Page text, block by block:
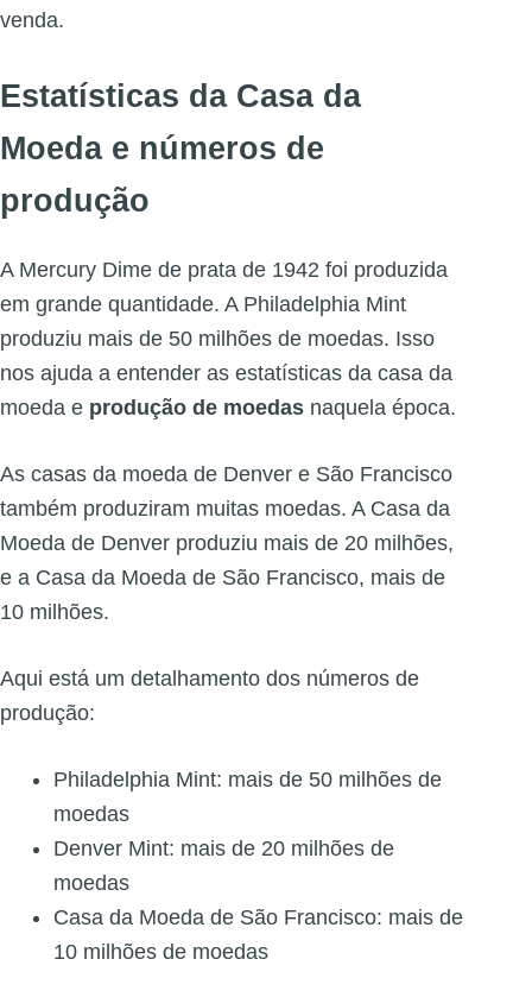
venda.
Estatísticas da Casa da
Moeda e números de
produção
A Mercury Dime de prata de 1942 foi produzida
em grande quantidade. A Philadelphia Mint
produziu mais de 50 milhões de moedas. Isso
nos ajuda a entender as estatísticas da casa da
moeda e produção de moedas naquela época.
As casas da moeda de Denver e São Francisco
também produziram muitas moedas. A Casa da
Moeda de Denver produziu mais de 20 milhões,
e a Casa da Moeda de São Francisco, mais de
10 milhões.
Aqui está um detalhamento dos números de
produção:
Philadelphia Mint: mais de 50 milhões de
moedas
Denver Mint: mais de 20 milhões de
moedas
Casa da Moeda de São Francisco: mais de
10 milhões de moedas